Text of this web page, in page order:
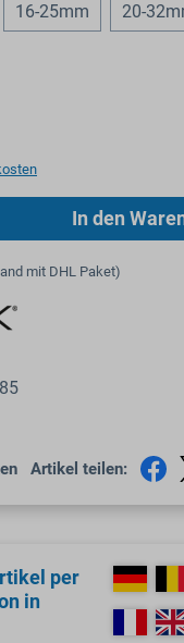
16-25mm 20-
denIn den
mit DHL Paket)
Artikel teilen:
per
in